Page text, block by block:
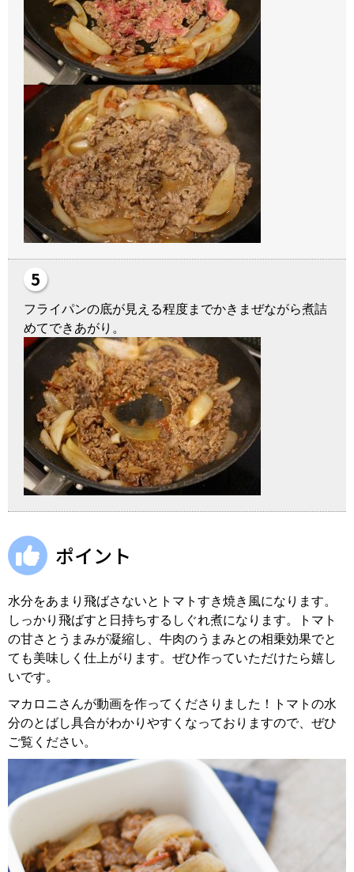
フライパンの底が見える程度までかきまぜながら煮詰
めてできあがり。
ポイント
水分をあまり飛ばさないとトマトすき焼き風になります。
しっかり飛ばすと日持ちするしぐれ煮になります。トマト
の甘さとうまみが凝縮し、牛肉のうまみとの相乗効果でと
ても美味しく仕上がります。ぜひ作っていただけたら嬉し
いです。
マカロニさんが動画を作ってくださりました！トマトの水
分のとばし具合がわかりやすくなっておりますので、ぜひ
ご覧ください。
プ
ー
ヤ